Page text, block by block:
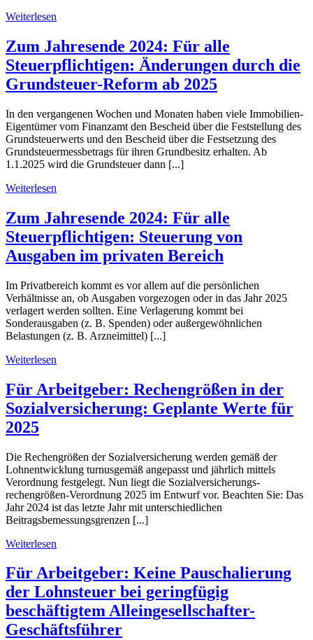
Weiterlesen
Zum Jahresende 2024: Für alle
Steuerpflichtigen: Änderungen durch die
Grundsteuer-Reform ab 2025
In den vergangenen Wochen und Monaten haben viele Immobilien-
Eigentümer vom Finanzamt den Bescheid über die Feststellung des
Grundsteuerwerts und den Bescheid über die Festsetzung des
Grundsteuermessbetrags für ihren Grundbesitz erhalten. Ab
1.1.2025 wird die Grundsteuer dann [...]
Weiterlesen
Zum Jahresende 2024: Für alle
Steuerpflichtigen: Steuerung von
Ausgaben im privaten Bereich
Im Privatbereich kommt es vor allem auf die persönlichen
Verhältnisse an, ob Ausgaben vorgezogen oder in das Jahr 2025
verlagert werden sollten. Eine Verlagerung kommt bei
Sonderausgaben (z. B. Spenden) oder außergewöhnlichen
Belastungen (z. B. Arzneimittel) [...]
Weiterlesen
Für Arbeitgeber: Rechengrößen in der
Sozialversicherung: Geplante Werte für
2025
Die Rechengrößen der Sozialversicherung werden gemäß der
Lohnentwicklung turnusgemäß angepasst und jährlich mittels
Verordnung festgelegt. Nun liegt die Sozialversicherungs-
rechengrößen-Verordnung 2025 im Entwurf vor. Beachten Sie: Das
Jahr 2024 ist das letzte Jahr mit unterschiedlichen
Beitragsbemessungsgrenzen [...]
Weiterlesen
Für Arbeitgeber: Keine Pauschalierung
der Lohnsteuer bei geringfügig
beschäftigtem Alleingesellschafter-
Geschäftsführer